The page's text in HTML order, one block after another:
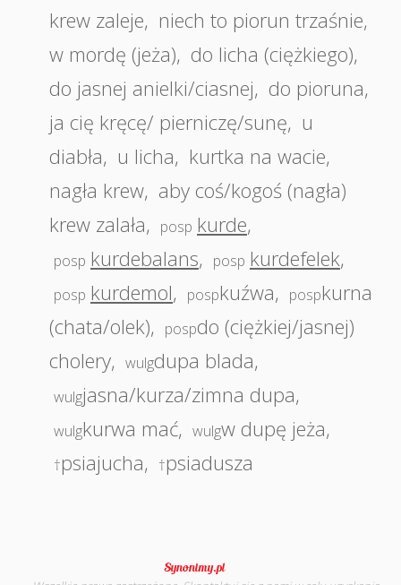
krew zaleje, niech to piorun trzaśnie,
w mordę (jeża), do licha (ciężkiego),
do jasnej anielki/ciasnej, do pioruna,
ja cię kręcę/ pierniczę/sunę, u
diabła, u licha, kurtka na wacie,
nagła krew, aby coś/kogoś (nagła)
krew zalała, posp kurde,
posp kurdebalans, posp kurdefelek,
posp kurdemol, pospkuźwa, pospkurna
(chata/olek), pospdo (ciężkiej/jasnej)
cholery, wulgdupa blada,
wulgjasna/kurza/zimna dupa,
wulgkurwa mać, wulgw dupę jeża,
†psiajucha, †psiadusza